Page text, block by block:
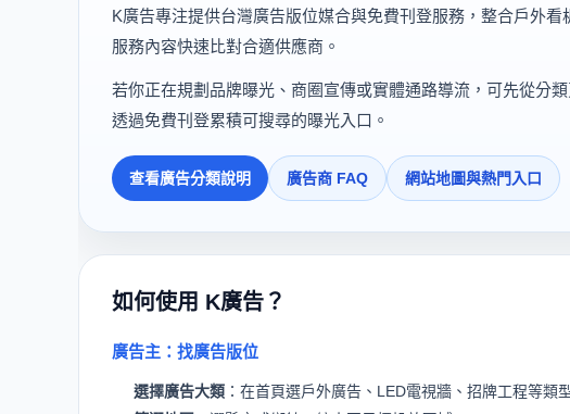
K廣告專注提供台灣廣告版位媒合與免費刊登服務，整合戶外
服務內容快速比對合適供應商。
若你正在規劃品牌曝光、商圈宣傳或實體通路導流，可先從分
透過免費刊登累積可搜尋的曝光入口。
查看廣告分類說明 廣告商 FAQ 網站地圖與熱門入口
如何使用 K廣告？
廣告主：找廣告版位
選擇廣告大類 ：在首頁選戶外廣告、LED電視牆、招牌工程等類